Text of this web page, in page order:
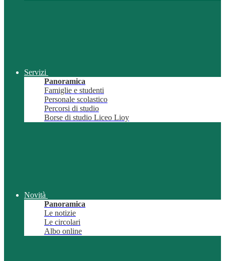
Servizi
Panoramica
Famiglie e studenti
Personale scolastico
Percorsi di studio
Borse di studio Liceo Lioy
Novità
Panoramica
Le notizie
Le circolari
Albo online